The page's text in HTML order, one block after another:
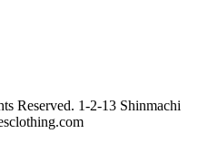
Reserved. 1-2-13 Shinmachi